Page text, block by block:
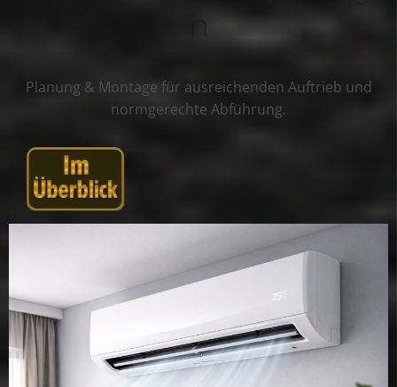
Planung & Montage für ausreichenden Auftrieb und
normgerechte Abführung.